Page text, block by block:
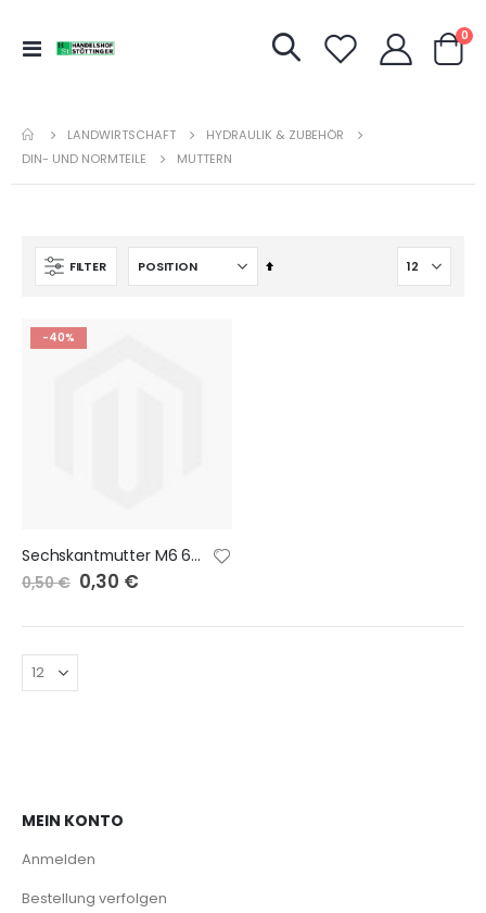
Navigation
0
LANDWIRTSCHAFT
HYDRAULIK & ZUBEHÖR
DIN- UND NORMTEILE
MUTTERN
FILTER
In
-40%
Sechskantmutter M6 60242211
0,50 € Sonderangebot
0,30 €
MEIN KONTO
Anmelden
Bestellung verfolgen